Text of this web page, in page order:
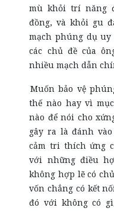
mù khỏi trí năng
đồng, và khỏi gu
mạch phúng dụ
các chủ đề của
nhiều mạch dẫn
Muốn bảo vệ
thế nào hay vì
nào để nói cho
gây ra là đánh
cảm tri thích ứng
với những điều
không hợp lẽ có
vốn chẳng có kết
đó với không có